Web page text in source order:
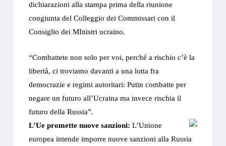
dichiarazioni alla stampa prima della riunione
congiunta del Colleggio dei Commissari con il
Consiglio dei MInistri ucraino.
“Combattete non solo per voi, perché a rischio c’è la
libertà, ci troviamo davanti a una lotta fra
democrazie e regimi autoritari: Putin combatte per
negare un futuro all’Ucraina ma invece rischia il
futuro della Russia”.
L’Ue promette nuove sanzioni: L’Unione
europea intende imporre nuove sanzioni alla Russia